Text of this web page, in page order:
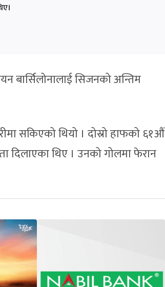
बार्सिलोनालाई सिजनको अन्तिम
सकिएको थियो । दोस्रो हाफको ६१औं
दिलाएका थिए । उनको गोलमा फेरान